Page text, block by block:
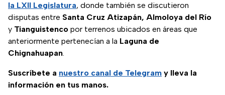
la LXII Legislatura, donde también se discutieron
disputas entre Santa Cruz Atizapán, Almoloya del Río
y Tianguistenco por terrenos ubicados en áreas que
anteriormente pertenecían a la Laguna de
Chignahuapan.
Suscríbete a nuestro canal de Telegram y lleva la
información en tus manos.